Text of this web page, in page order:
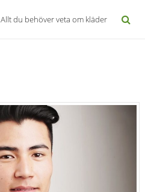
Allt du behöver veta om kläder